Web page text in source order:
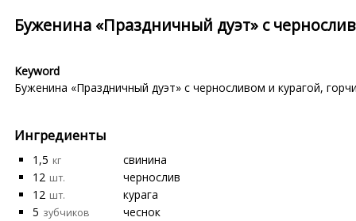
Буженина «Праздничный дуэт» с
Keyword
Буженина «Праздничный дуэт» с черносливом и курагой,
Ингредиенты
1,5 кг
свинина
12 шт.
чернослив
12 шт.
курага
5 зубчиков
чеснок